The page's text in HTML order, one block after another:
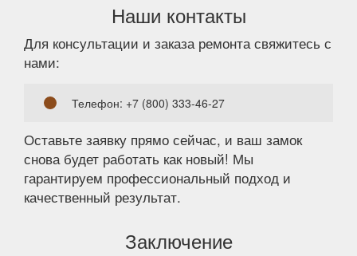
Наши контакты
Для консультации и заказа ремонта свяжитесь с
нами:
Телефон: +7 (800) 333-46-27
Оставьте заявку прямо сейчас, и ваш замок
снова будет работать как новый! Мы
гарантируем профессиональный подход и
качественный результат.
Заключение